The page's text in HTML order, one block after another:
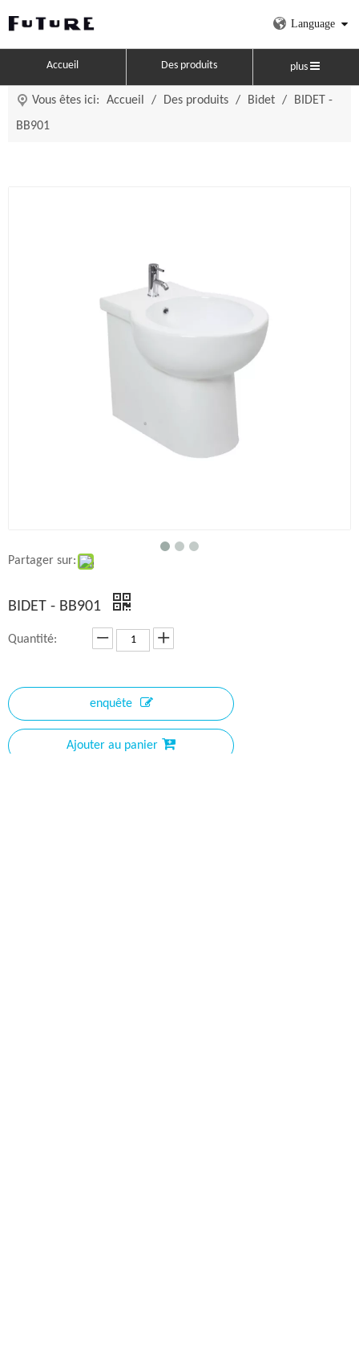
Language
Accueil Des produits plus
Vous êtes ici: Accueil / Des produits / Bidet /
BIDET -
BB901
Partager sur:
BIDET - BB901
Quantité:
enquête
Ajouter au panier